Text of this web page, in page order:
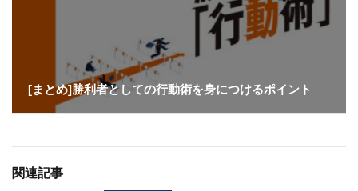
[まとめ]勝利者としての行動術を身につけるポイント
関連記事